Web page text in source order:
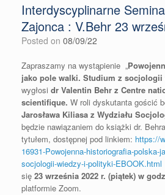
Interdyscyplinarne
Zajonca : V.Behr 23
Posted on 08/09/22
Zapraszamy na wystąpienie „
jako pole walki. Studium z
wygłosi dr Valentin Behr z Centre
scientifique. W roli dyskutanta gościć
Jarosława Kiliasa z Wydziału
będzie nawiązaniem do książki dr.
tytułem, dostępnej pod linkiem: https://
16931-Powojenna-historiografia-polska-
socjologii-wiedzy-i-polityki-EBOOK.html
się 23 września 2022 r. (piątek) w
platformie Zoom.